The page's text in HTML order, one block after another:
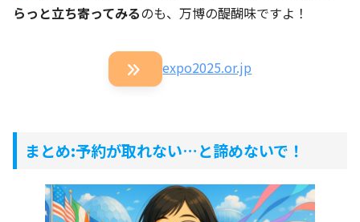
らっと立ち寄ってみるのも、万博の醍醐味ですよ！
expo2025.or.jp
まとめ:予約が取れない…と諦めないで！